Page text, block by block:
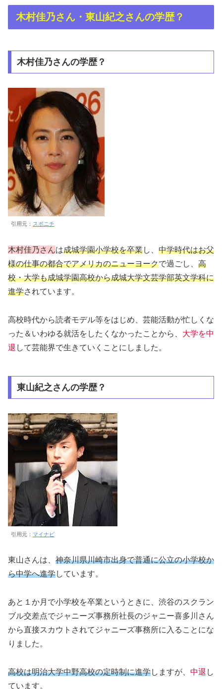
木村佳乃さん・東山紀之さんの学歴？
木村佳乃さんの学歴？
引用元： スポニチ
木村佳乃さんは成城学園小学校を卒業し、 中学時代はお父
様の仕事の都合でアメリカのニューヨークで過ごし、 高
校・大学も成城学園高校から成城大学文芸学部英文学科に
進学されています。
高校時代から読者モデル等をはじめ、芸能活動が忙しくな
った＆いわゆる就活をしたくなかったことから、 大学を中
退 して芸能界で生きていくことにしました。
東山紀之さんの学歴？
引用元： マイナビ
東山さんは、 神奈川県川崎市出身で普通に公立の小学校か
ら中学へ進学しています。
あと１か月で小学校を卒業というときに、渋谷のスクラン
ブル交差点でジャニーズ事務所社長のジャニー喜多川さん
から直接スカウトされてジャニーズ事務所に入ることにな
りました。
高校は明治大学中野高校の定時制に進学しますが、 中退 し
ています。